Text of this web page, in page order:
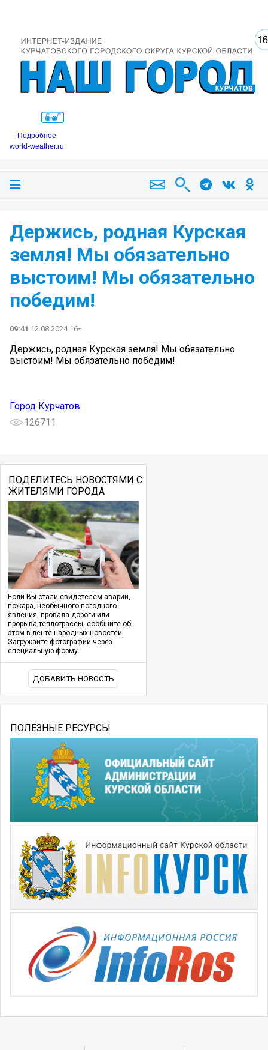
Подробнее
world-weather.ru
Держись, родная Курская
земля! Мы обязательно
выстоим! Мы обязательно
победим!
09:41 12.08.2024 16+
Держись, родная Курская земля! Мы обязательно
выстоим! Мы обязательно победим!
Город Курчатов
126711
ПОДЕЛИТЕСЬ НОВОСТЯМИ С
ЖИТЕЛЯМИ ГОРОДА
Если Вы стали свидетелем аварии,
пожара, необычного погодного
явления, провала дороги или
прорыва теплотрассы, сообщите об
этом в ленте народных новостей.
Загружайте фотографии через
специальную форму.
ДОБАВИТЬ НОВОСТЬ
ПОЛЕЗНЫЕ РЕСУРСЫ